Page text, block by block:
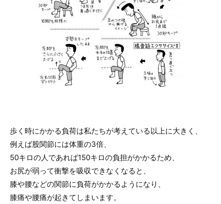
歩く時にかかる負荷は私たちが考えている以上に大きく、
例えば股関節には体重の3倍、
50キロの人であれば150キロの負担がかかるため、
お尻が弱って衝撃を吸収できなくなると、
膝や腰などの関節に負荷がかかるようになり、
膝痛や腰痛が起きてしまいます。